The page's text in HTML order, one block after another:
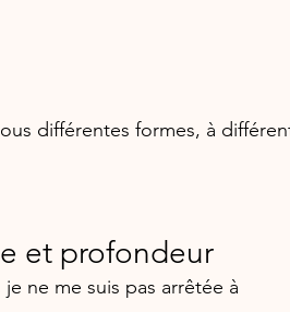
différentes formes, à
et profondeur
ne me suis pas arrêtée à